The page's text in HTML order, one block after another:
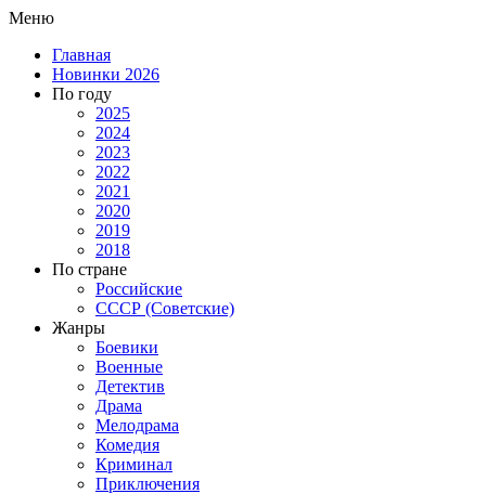
Меню
Главная
Новинки 2026
По году
2025
2024
2023
2022
2021
2020
2019
2018
По стране
Российские
СССР (Советские)
Жанры
Боевики
Военные
Детектив
Драма
Мелодрама
Комедия
Криминал
Приключения